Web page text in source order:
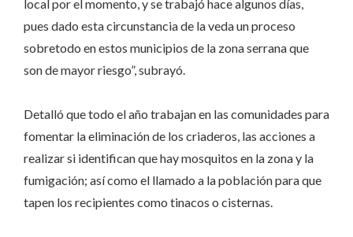
local por el momento, y se trabajó hace algunos días,
pues dado esta circunstancia de la veda un proceso
sobretodo en estos municipios de la zona serrana que
son de mayor riesgo”, subrayó.
Detalló que todo el año trabajan en las comunidades para
fomentar la eliminación de los criaderos, las acciones a
realizar si identifican que hay mosquitos en la zona y la
fumigación; así como el llamado a la población para que
tapen los recipientes como tinacos o cisternas.